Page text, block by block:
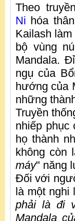
Theo
Ni hóa
Kailash
bộ vùng
Mandala.
ngụ của
hướng của
những
Truyền
nhiếp phục
họ thành
không còn
máy" năng
Đối với
là một nghi
phải là đi
Mandala